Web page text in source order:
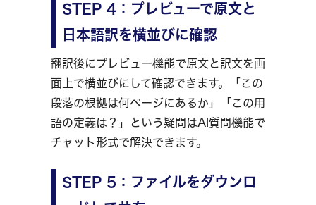
STEP 4：プレビューで原文と
日本語訳を横並びに確認
翻訳後にプレビュー機能で原文と訳文を画
面上で横並びにして確認できます。「この
段落の根拠は何ページにあるか」「この用
語の定義は？」という疑問はAI質問機能で
チャット形式で解決できます。
STEP 5：ファイルをダウンロ